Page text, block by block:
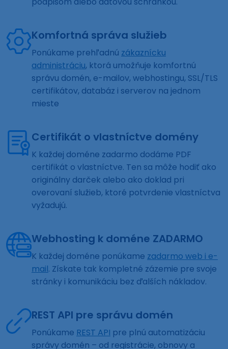
Komfortná správa služieb
Ponúkame prehľadnú zákaznícku
administráciu, ktorá umožňuje komfortnú
správu domén, e-mailov, webhostingu, SSL/TLS
certifikátov, databáz i serverov na jednom
mieste
Certifikát o vlastníctve domény
K každej doméne zadarmo dodáme PDF
certifikát o vlastníctve. Ten sa môže hodiť ako
originálny darček alebo ako doklad pri
overovaní služieb, ktoré potvrdenie vlastníctva
vyžadujú.
Webhosting k doméne ZADARMO
K každej doméne ponúkame zadarmo web i e-
mail. Získate tak kompletné zázemie pre svoje
stránky i komunikáciu bez ďalších nákladov.
REST API pre správu domén
Ponúkame REST API pre plnú automatizáciu
správy domén – od registrácie, obnovy a